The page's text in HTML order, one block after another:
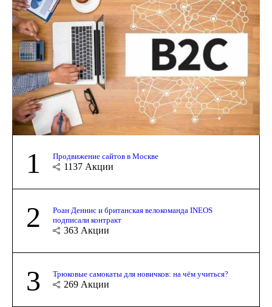
1 Продвижение сайтов в Москве
1137 Акции
2
Роан Деннис и британская велокоманда INEOS
подписали контракт
363 Акции
3 Трюковые самокаты для новичков: на чём учиться?
269 Акции